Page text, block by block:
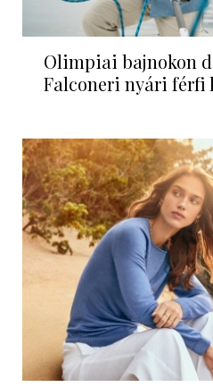
Olimpiai bajnokon
Falconeri nyári férfi